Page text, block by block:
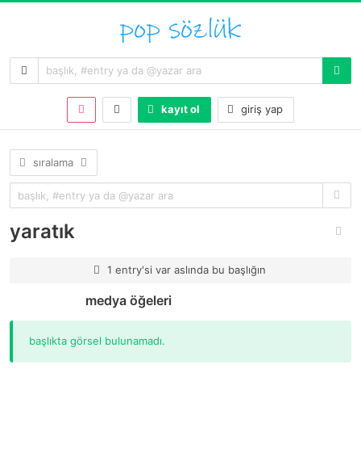
kayıt ol giriş yap
sıralama
yaratık
1 entry'si var aslında bu başlığın
medya öğeleri
başlıkta görsel bulunamadı.